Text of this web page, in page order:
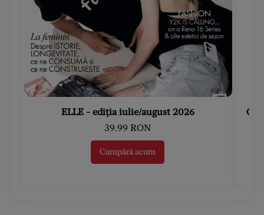
ELLE - ediția iulie/august 2026
39.99 RON
Cumpără acum